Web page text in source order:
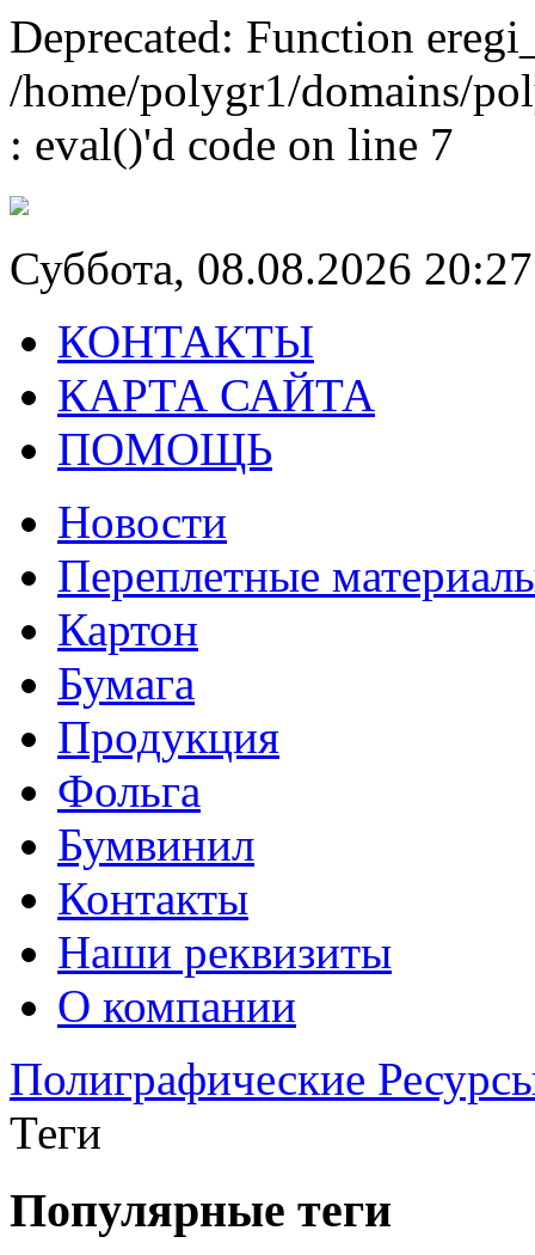
Deprecated: Function
/home/polygr1/domains/
: eval()'d code on line 7
Суббота, 08.08.2026 20:27
КОНТАКТЫ
КАРТА САЙТА
ПОМОЩЬ
Новости
Переплетные
Картон
Бумага
Продукция
Фольга
Бумвинил
Контакты
Наши реквизиты
О компании
Полиграфические
Теги
Популярные теги